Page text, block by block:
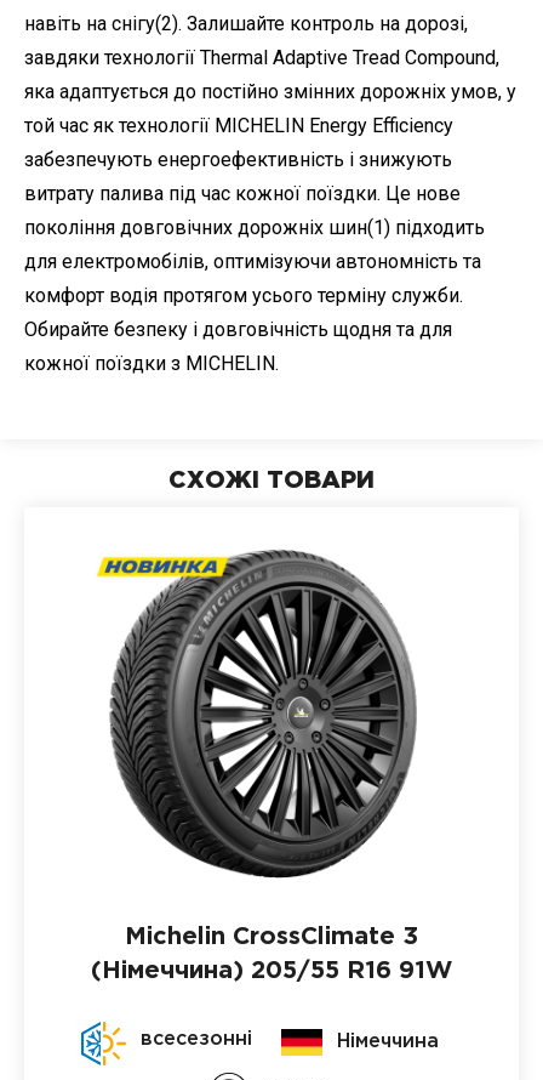
навіть на снігу(2). Залишайте контроль на дорозі,
завдяки технології Thermal Adaptive Tread Compound,
яка адаптується до постійно змінних дорожніх умов, у
той час як технології MICHELIN Energy Efficiency
забезпечують енергоефективність і знижують
витрату палива під час кожної поїздки. Це нове
покоління довговічних дорожніх шин(1) підходить
для електромобілів, оптимізуючи автономність та
комфорт водія протягом усього терміну служби.
Обирайте безпеку і довговічність щодня та для
кожної поїздки з MICHELIN.
СХОЖІ ТОВАРИ
Michelin CrossClimate 3
(Німеччина) 205/55 R16 91W
всесезонні Німеччина